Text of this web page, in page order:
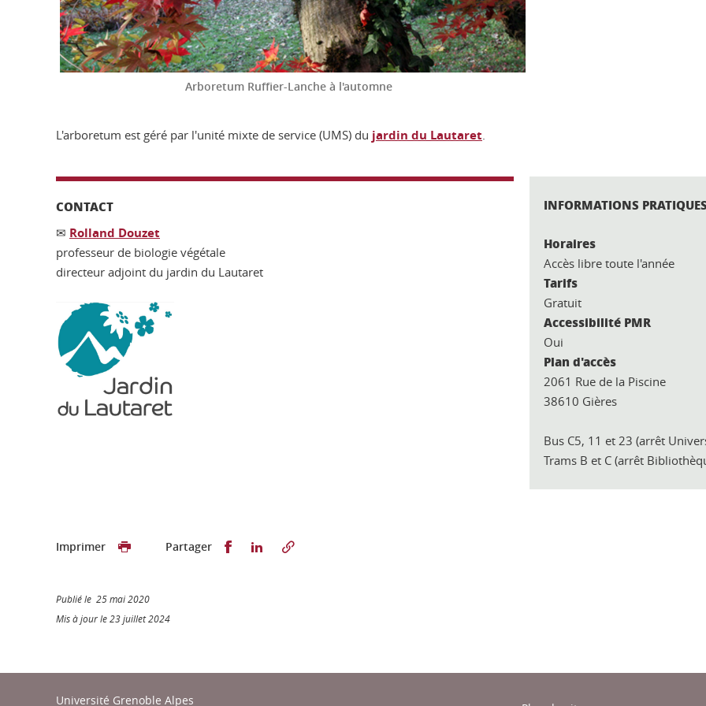
Arboretum Ruffier-Lanche à l'automne
L'arboretum est géré par l'unité mixte de service (UMS) du jardin du Lautaret.
CONTACT
✉ Rolland Douzet
professeur de biologie végétale
directeur adjoint du jardin du Lautaret
INFORMATIONS
Horaires
Accès libre toute l'année
Tarifs
Gratuit
Accessibilité PMR
Oui
Plan d'accès
2061 Rue de la Piscine
38610 Gières
Bus C5, 11 et 23 (arrêt
Trams B et C (arrêt
Imprimer Partager Partager sur Facebook
Partager sur LinkedIn
Publié le 25 mai 2020
Mis à jour le 23 juillet 2024
Université Grenoble Alpes